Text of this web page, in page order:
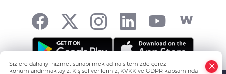
Sizlere daha iyi hizmet sunabilmek adına sitemizde çerez
konumlandırmaktayız. Kişisel verileriniz, KVKK ve GDPR kapsamında